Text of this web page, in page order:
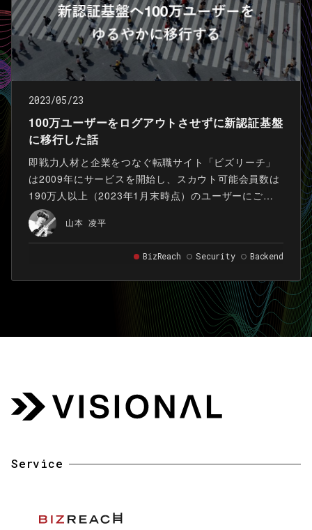
2023/05/23
100万ユーザーをログアウトさせずに新認証基盤
に移行した話
即戦力人材と企業をつなぐ転職サイト「ビズリーチ」
は2009年にサービスを開始し、スカウト可能会員数は
190万人以上（2023年1月末時点）のユーザーにご利
用いただくサービスに成長しました。 今回、その「ビ
ズリーチ」の認証基盤としてIDaaS（Identity as a
Service）のOkta Customer Identity
Cloud（Powered by Auth0）（以下Auth0という）の
導入を行いました。 本記事では認証基盤を刷新するに
至った背景とAuth0を用いて100万を超えるユーザーを
ログアウトさせることなく移行した方法についてご紹
山本 凌平
BizReach Security Backend
Service